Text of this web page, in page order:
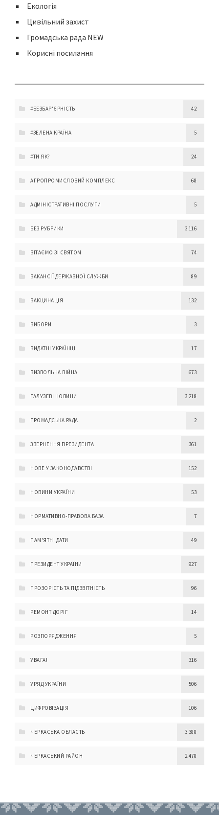
Екологія
Цивільний захист
Громадська рада NEW
Корисні посилання
#БЕЗБАР'ЄРНІСТЬ 42
#ЗЕЛЕНА КРАЇНА 5
#ТИ ЯК? 24
АГРОПРОМИСЛОВИЙ КОМПЛЕКС 68
АДМІНІСТРАТИВНІ ПОСЛУГИ 5
БЕЗ РУБРИКИ 3 116
ВІТАЄМО ЗІ СВЯТОМ 74
ВАКАНСІЇ ДЕРЖАВНОЇ СЛУЖБИ 89
ВАКЦИНАЦІЯ 132
ВИБОРИ 3
ВИДАТНІ УКРАЇНЦІ 17
ВИЗВОЛЬНА ВІЙНА 673
ГАЛУЗЕВІ НОВИНИ 3 218
ГРОМАДСЬКА РАДА 2
ЗВЕРНЕННЯ ПРЕЗИДЕНТА 361
НОВЕ У ЗАКОНОДАВСТВІ 152
НОВИНИ УКРАЇНИ 53
НОРМАТИВНО-ПРАВОВА БАЗА 7
ПАМ'ЯТНІ ДАТИ 49
ПРЕЗИДЕНТ УКРАЇНИ 927
ПРОЗОРІСТЬ ТА ПІДЗВІТНІСТЬ 96
РЕМОНТ ДОРІГ 14
РОЗПОРЯДЖЕННЯ 5
УВАГА! 316
УРЯД УКРАЇНИ 506
ЦИФРОВІЗАЦІЯ 106
ЧЕРКАСЬКА ОБЛАСТЬ 3 388
ЧЕРКАСЬКИЙ РАЙОН 2 478